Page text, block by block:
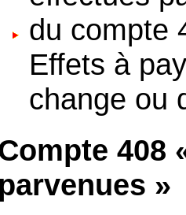
du compte
Effets à
change ou
408
»